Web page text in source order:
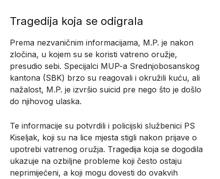
Tragedija koja se odigrala
Prema nezvaničnim informacijama, M.P. je nakon
zločina, u kojem su se koristi vatreno oružje,
presudio sebi. Specijalci MUP-a Srednjobosanskog
kantona (SBK) brzo su reagovali i okružili kuću, ali
nažalost, M.P. je izvršio suicid pre nego što je došlo
do njihovog ulaska.
Te informacije su potvrdili i policijski službenici PS
Kiseljak, koji su na lice mjesta stigli nakon prijave o
upotrebi vatrenog oružja. Tragedija koja se dogodila
ukazuje na ozbiljne probleme koji često ostaju
neprimijećeni, a koji mogu dovesti do ovakvih